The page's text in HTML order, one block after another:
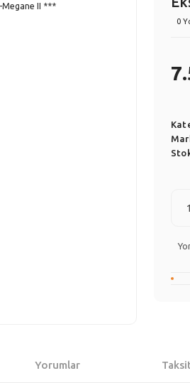
0
Yorumlar